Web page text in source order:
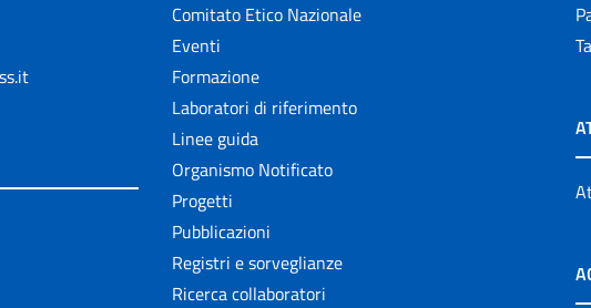
Comitato Etico Nazionale
Eventi
Formazione
Laboratori di riferimento
Linee guida
Organismo Notificato
Progetti
Pubblicazioni
Registri e sorveglianze
Ricerca collaboratori